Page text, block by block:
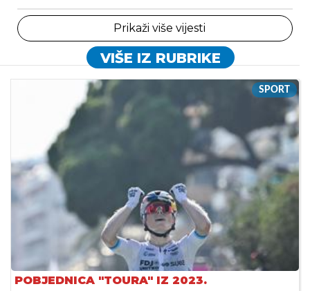
Prikaži više vijesti
VIŠE IZ RUBRIKE
SPORT
POBJEDNICA "TOURA" IZ 2023.